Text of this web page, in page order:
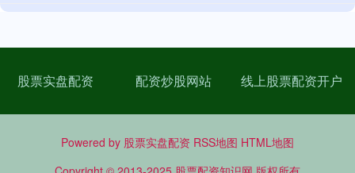
股票实盘配资 配资炒股网站 线上股票配资开户
Powered by 股票实盘配资 RSS地图 HTML地图